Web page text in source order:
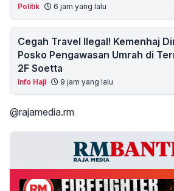
Politik 6 jam yang lalu
Cegah Travel Ilegal! Kemenhaj
Posko Pengawasan Umrah di
2F Soetta
Info Haji 9 jam yang lalu
@rajamedia.rm